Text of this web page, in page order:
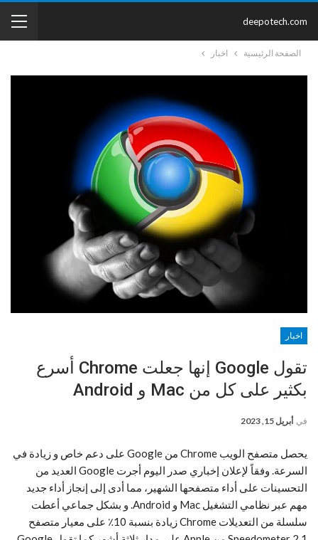
deepotech.com
الصفحة الرئيسية اخبار
اخبار
تقول Google إنها جعلت Chrome أسرع
بكثير على كل من Mac و Android
في أبريل 15, 2023
يحصل متصفح الويب Chrome من Google على دعم خاص و زيادة في
السرعة. وفقاً لإعلان إخباري صدر اليوم أجرت Google العديد من
التحسينات على أداء متصفحها الشهير، مما أدى إلى إنجاز أداء جديد
مهم عبر نظامي التشغيل Mac و Android. و بشكل جماعي أعطت
سلسلة من التعديلات Chrome زيادة بنسبة 10٪ على معيار متصفح